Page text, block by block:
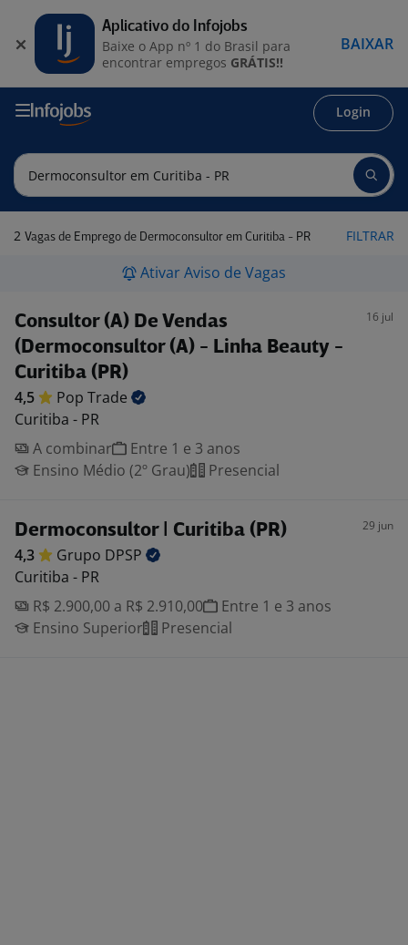
Login
2 Vagas de Emprego de Dermoconsultor em Curitiba - PR FILTRAR
Ativar Aviso de Vagas
Consultor (A) De Vendas
(Dermoconsultor (A) - Linha Beauty -
Curitiba (PR)
16 jul
4,5 Pop Trade
Curitiba - PR
A combinar
Entre 1 e 3 anos
Ensino Médio (2º Grau)
Presencial
Dermoconsultor | Curitiba (PR) 29 jun
4,3 Grupo DPSP
Curitiba - PR
R$ 2.900,00 a R$ 2.910,00
Entre 1 e 3 anos
Ensino Superior
Presencial
Aplicativo do Infojobs
Baixe o App nº 1 do Brasil para
encontrar empregos GRÁTIS!!
BAIXAR